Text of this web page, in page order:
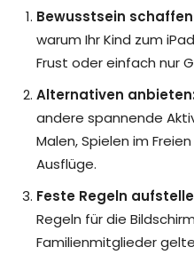
Bewusstsein
warum Ihr Kind zum
Frust oder einfach nur
Alternativen
andere spannende
Malen, Spielen im
Ausflüge.
Feste Regeln
Regeln für die
Familienmitglieder